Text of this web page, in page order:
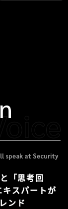
speak at Security
「思考回
スパートが
ンド